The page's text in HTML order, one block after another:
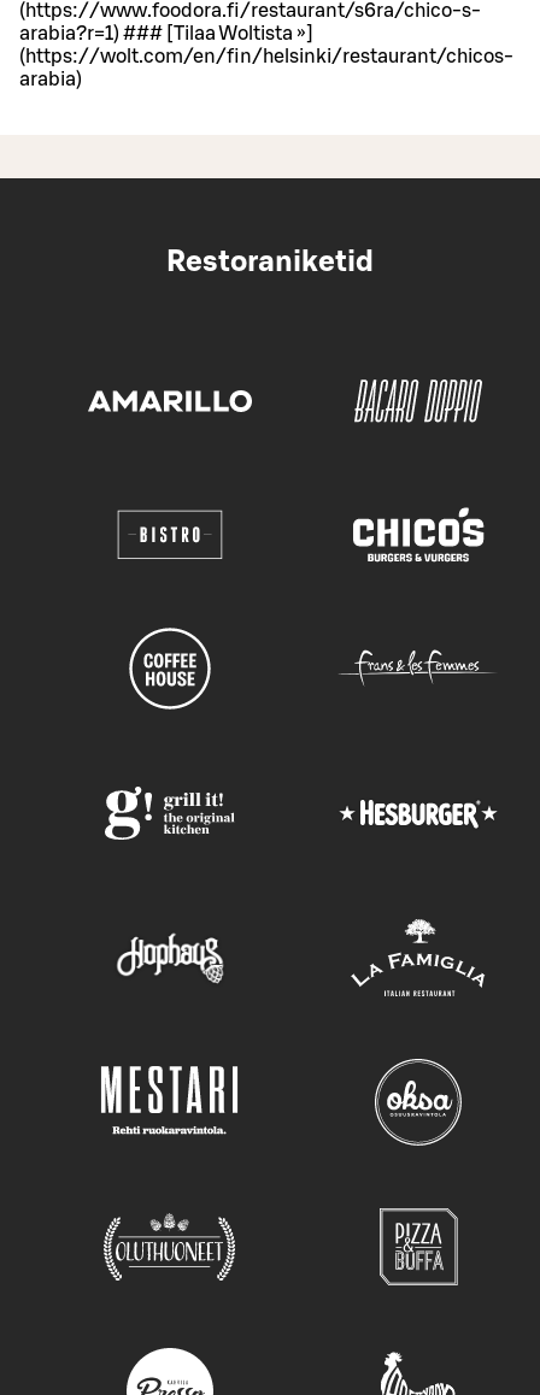
(https://www.foodora.fi/restaurant/s6ra/chico-s-
arabia?r=1) ### [Tilaa Woltista »]
(https://wolt.com/en/fin/helsinki/restaurant/chicos-
arabia)
Restoraniketid